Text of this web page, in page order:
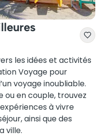
les idées et activités
Voyage pour
voyage inoubliable.
ou en couple, trouvez
à vivre
ainsi que des
ville.